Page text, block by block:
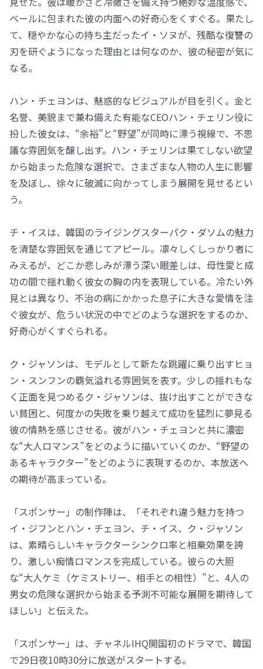
ベールに包まれた彼の内面への好奇心をくすぐる。果たし
て、穏やかな心の持ち主だったイ・ソヌが、残酷な復讐の
刃を研ぐようになった理由とは何なのか、彼の秘密が気に
なる。
ハン・チェヨンは、魅惑的なビジュアルが目を引く。金と
名誉、美貌まで兼ね備えた有能なCEOハン・チェリン役に
扮した彼女は、“余裕”と“野望”が同時に漂う視線で、不思
議な雰囲気を醸し出す。ハン・チェリンは果てしない欲望
から始まった危険な選択で、さまざまな人物の人生に影響
を及ぼし、徐々に破滅に向かってしまう展開を見せるとい
う。
チ・イスは、韓国のライジングスターパク・ダソムの魅力
を清楚な雰囲気を通じてアピール。凛々しくしっかり者に
みえるが、どこか悲しみが漂う深い眼差しは、母性愛と成
功の間で揺れ動く彼女の胸の内を表現している。冷たい外
見とは異なり、不治の病にかかった息子に大きな愛情を注
ぐ彼女が、危うい状況の中でどのような選択をするのか、
好奇心がくすぐられる。
ク・ジャソンは、モデルとして新たな跳躍に乗り出すヒョ
ン・スンフンの覇気溢れる雰囲気を表す。少しの揺れもな
く正面を見つめるク・ジャソンは、抜け出すことができな
い貧困と、何度かの失敗を乗り越えて成功を猛烈に夢見る
彼の情熱を感じさせる。彼がハン・チェヨンと共に濃密
な“大人ロマンス”をどのように描いていくのか、“野望の
あるキャラクター”をどのように表現するのか、本放送へ
の期待が高まっている。
「スポンサー」の制作陣は、「それぞれ違う魅力を持つ
イ・ジフンとハン・チェヨン、チ・イス、ク・ジャソン
は、素晴らしいキャラクターシンクロ率と相乗効果を誇
り、激しい痴情ロマンスを完成している。彼らの大胆
な“大人ケミ（ケミストリー、相手との相性）”と、4人の
男女の危険な選択から始まる予測不可能な展開を期待して
ほしい」と伝えた。
「スポンサー」は、チャネルIHQ開国初のドラマで、韓国
で29日夜10時30分に放送がスタートする。